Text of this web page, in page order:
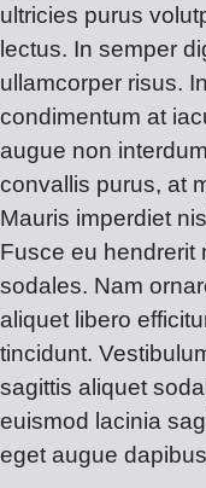
ultricies purus
lectus. In semper
ullamcorper risus.
condimentum at
augue non
convallis purus, at
Mauris imperdiet
Fusce eu hendrerit
sodales. Nam
aliquet libero
tincidunt.
sagittis aliquet
euismod lacinia
eget augue